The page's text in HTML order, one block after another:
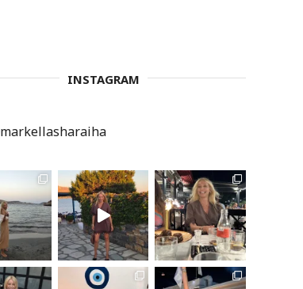
INSTAGRAM
markellasharaiha